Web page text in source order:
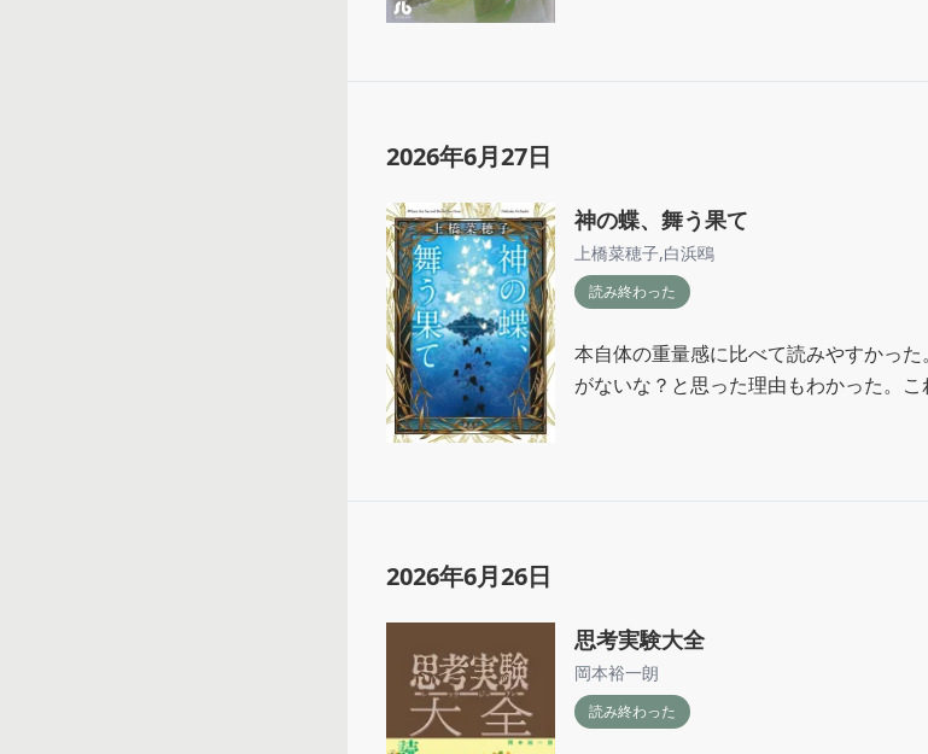
2026年6月27日
神の蝶、舞う果て
上橋菜穂子,白浜鴎
読み終わった
本自体の重量感に比べて読みやすかっ
がないな？と思った理由もわかった。こ
2026年6月26日
思考実験大全
岡本裕一朗
読み終わった